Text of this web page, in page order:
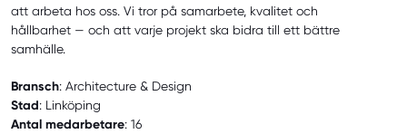
att arbeta hos oss. Vi tror på samarbete, kvalitet och
hållbarhet — och att varje projekt ska bidra till ett bättre
samhälle.
Bransch: Architecture & Design
Stad: Linköping
Antal medarbetare: 16